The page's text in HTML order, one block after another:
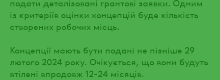
із критеріїв оцінки концепцій буде кількість
створених робочих місць.
Концепції мають бути подані не пізніше 29
лютого 2024 року. Очікується, що вони будуть
втілені впродовж 12-24 місяців.